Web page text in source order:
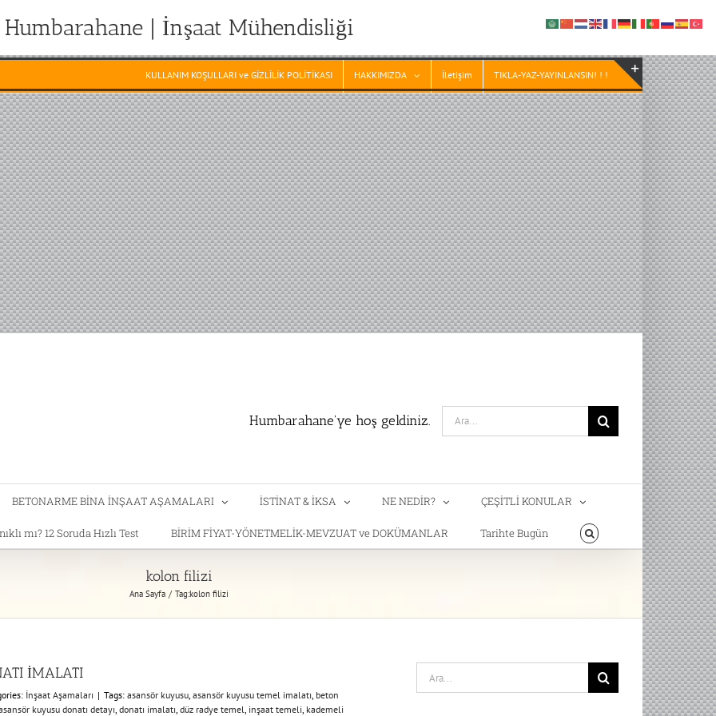
Humbarahane | İnşaat Mühendisliği
KULLANIM KOŞULLARI ve GİZLİLİK POLİTİKASI HAKKIMIZDA İletişim TIKLA-YAZ-YAYINLANSIN! ! !
Humbarahane'ye hoş geldiniz.
Search
for:
BETONARME BİNA İNŞAAT AŞAMALARI İSTİNAT & İKSA NE NEDİR? ÇEŞİTLİ KONULAR
mı? 12 Soruda Hızlı Test BİRİM FİYAT-YÖNETMELİK-MEVZUAT ve DOKÜMANLAR Tarihte Bugün
kolon filizi
Ana Sayfa Tag:kolon filizi
İMALATI
İnşaat Aşamaları | Tags: asansör kuyusu, asansör kuyusu temel imalatı, beton
kuyusu donatı detayı, donatı imalatı, düz radye temel, inşaat temeli, kademeli
Search
for:
Toggle
Sliding
Bar
Area